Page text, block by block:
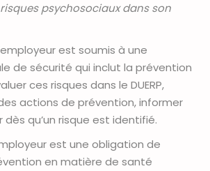
psychosociaux dans son
est soumis à une
de sécurité qui inclut la prévention
ces risques dans le DUERP,
actions de prévention, informer
qu’un risque est identifié.
est une obligation de
en matière de santé